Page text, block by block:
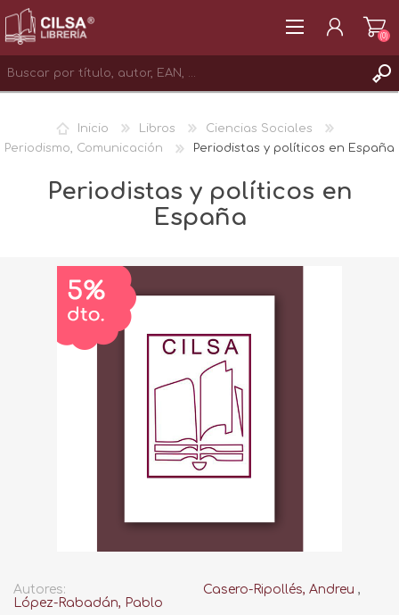
INICIAR SESIÓN
(0)
Inicio Libros
Ciencias Sociales
Periodismo, Comunicación
Periodistas y políticos en España
Periodistas y políticos en
España
Autores: Casero-Ripollés, Andreu ,
López-Rabadán, Pablo